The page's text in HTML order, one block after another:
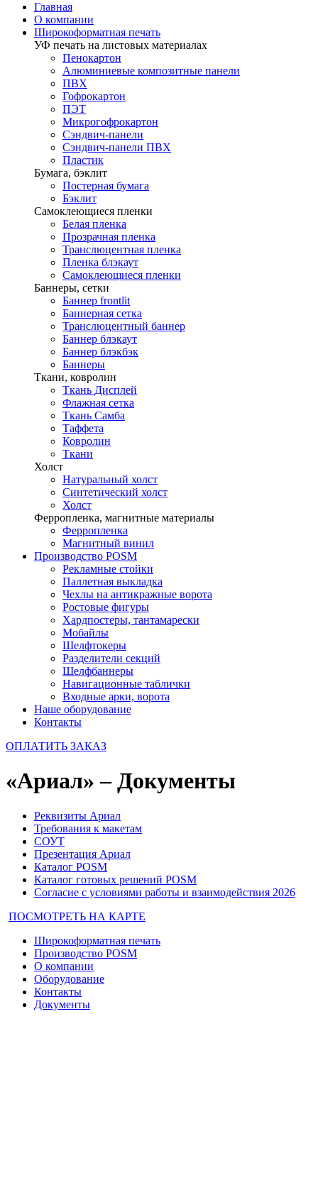
Главная
О компании
Широкоформатная печать
УФ печать на листовых материалах
Пенокартон
Алюминиевые композитные панели
ПВХ
Гофрокартон
ПЭТ
Микрогофрокартон
Сэндвич-панели
Сэндвич-панели ПВХ
Пластик
Бумага, бэклит
Постерная бумага
Бэклит
Самоклеющиеся пленки
Белая пленка
Прозрачная пленка
Транслюцентная пленка
Пленка блэкаут
Самоклеющиеся пленки
Баннеры, сетки
Баннер frontlit
Баннерная сетка
Транслюцентный баннер
Баннер блэкаут
Баннер блэкбэк
Баннеры
Ткани, ковролин
Ткань Дисплей
Флажная сетка
Ткань Самба
Таффета
Ковролин
Ткани
Холст
Натуральный холст
Синтетический холст
Холст
Ферропленка, магнитные материалы
Ферропленка
Магнитный винил
Производство POSM
Рекламные стойки
Паллетная выкладка
Чехлы на антикражные ворота
Ростовые фигуры
Хардпостеры, тантамарески
Мобайлы
Шелфтокеры
Разделители секций
Шелфбаннеры
Навигационные таблички
Входные арки, ворота
Наше оборудование
Контакты
ОПЛАТИТЬ ЗАКАЗ
«Ариал» – Документы
Реквизиты Ариал
Требования к макетам
СОУТ
Презентация Ариал
Каталог POSM
Каталог готовых решений POSM
Согласие с условиями работы и взаимодействия 2026
ПОСМОТРЕТЬ НА КАРТЕ
Широкоформатная печать
Производство POSM
О компании
Оборудование
Контакты
Документы